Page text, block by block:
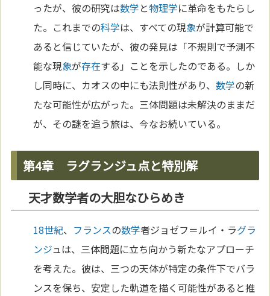
ったが、彼の研究は数学と物理学に革命をもたらし
た。これまでの科学は、すべての現象が計算可能で
あると信じていたが、彼の発見は「不規則で予測不
能な現象が存在する」ことを示したのである。しか
し同時に、カオスの中にも法則性があり、数学の新
たな可能性が広がった。三体問題は未解決のままだ
が、その謎を追う旅は、今なお続いている。
第4章 ラグランジュ点と特別解
天才数学者の大胆なひらめき
18世紀、 フランスの数学者ジョゼフ＝ルイ・ラグラ
ンジュは、三体問題に立ち向かう新たなアプローチ
を考えた。彼は、三つの天体が特定の条件下でバラ
ンスを保ち、安定した軌道を描く可能性があると推